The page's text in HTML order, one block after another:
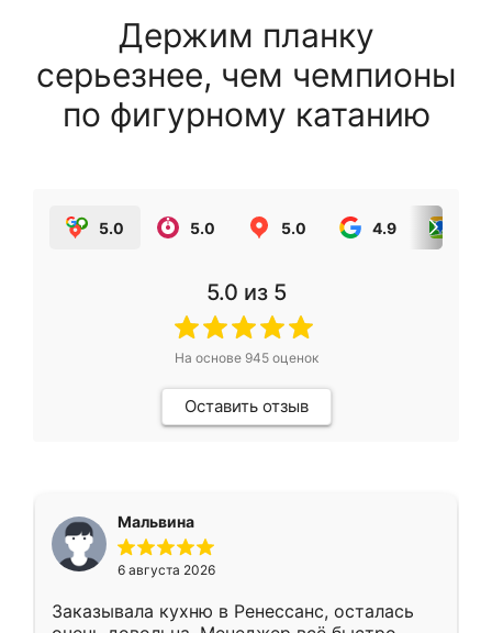
Держим планку
серьезнее, чем чемпионы
по фигурному катанию
5.0 5.0 5.0 4.9
5.0 из 5
На основе 945оценок
Оставить отзыв
Мальвина
6 августа 2026
Заказывала кухню в Ренессанс, осталась